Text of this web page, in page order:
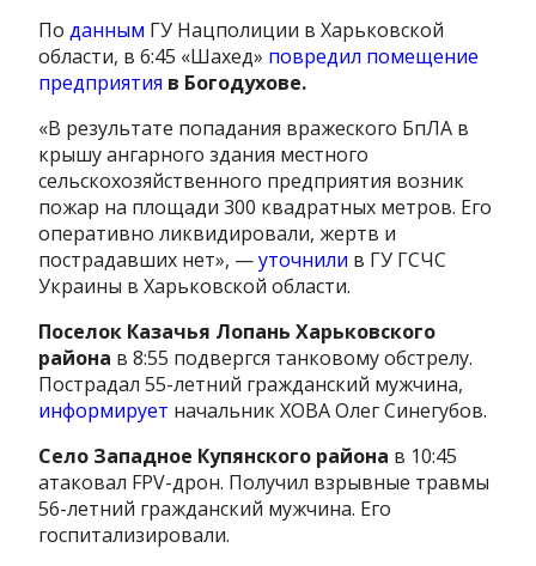
Поданным ГУ Нацполиции в Харьковской
области, в 6:45 «Шахед» повредил помещение
предприятия в Богодухове.
«В результате попадания вражеского БпЛА в
крышу ангарного здания местного
сельскохозяйственного предприятия возник
пожар на площади 300 квадратных метров. Его
оперативно ликвидировали, жертв и
пострадавших нет», —уточнили в ГУ ГСЧС
Украины в Харьковской области.
Поселок Казачья Лопань Харьковского
района в 8:55 подвергся танковому обстрелу.
Пострадал 55-летний гражданский мужчина,
информирует начальник ХОВА Олег Синегубов.
Село Западное Купянского района в 10:45
атаковал FPV-дрон. Получил взрывные травмы
56-летний гражданский мужчина. Его
госпитализировали.